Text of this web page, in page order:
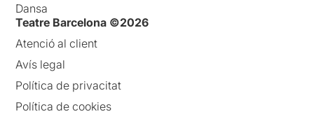
Dansa
Teatre Barcelona ©2026
Atenció al client
Avís legal
Política de privacitat
Política de cookies